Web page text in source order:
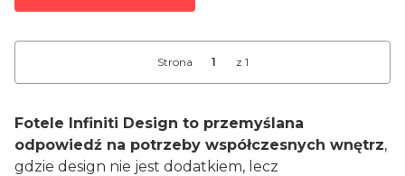
Strona z 1
Fotele Infiniti Design to przemyślana
odpowiedź na potrzeby współczesnych wnętrz,
gdzie design nie jest dodatkiem, lecz